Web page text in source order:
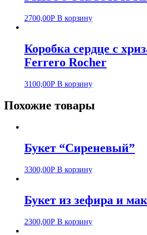
2700,00Р В корзину
Коробка сердце с
Ferrero Rocher
3100,00Р В корзину
Похожие товары
Букет “Сиреневый”
3300,00Р В корзину
Букет из зефира и
2300,00Р В корзину